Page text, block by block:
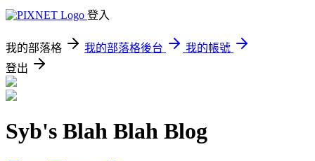
登入
我的部落格 我的部落格後台
我的帳號
登出
Syb's Blah Blah Blog